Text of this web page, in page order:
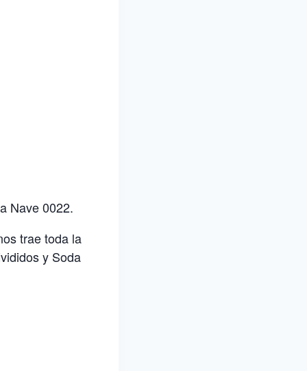
Nave 0022.
trae toda la
y Soda